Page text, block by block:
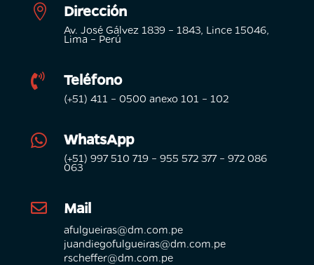
 Dirección
Av. José Gálvez 1839 – 1843, Lince 15046,
Lima – Perú
 Teléfono
(+51) 411 – 0500 anexo 101 – 102
 WhatsApp
(+51) 997 510 719 – 955 572 377 – 972 086
063
 Mail
afulgueiras@dm.com.pe
juandiegofulgueiras@dm.com.pe
rscheffer@dm.com.pe